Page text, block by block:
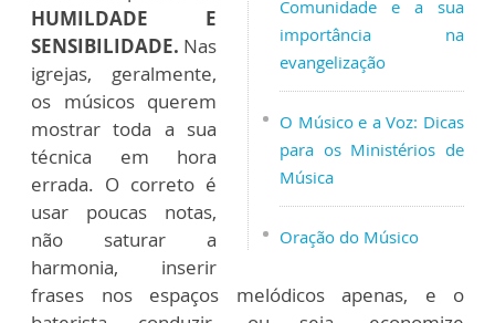
Comunidade e a sua
importância na
evangelização
O Músico e a Voz: Dicas
para os Ministérios de
Música
Oração do Músico
HUMILDADE E
SENSIBILIDADE. Nas
igrejas, geralmente,
os músicos querem
mostrar toda a sua
técnica em hora
errada. O correto é
usar poucas notas,
não saturar a
harmonia, inserir
frases nos espaços melódicos apenas, e o